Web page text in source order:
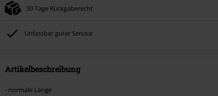
30 Tage Rückgaberecht
Unfassbar guter Service
Artikelbeschreibung
- normale Länge